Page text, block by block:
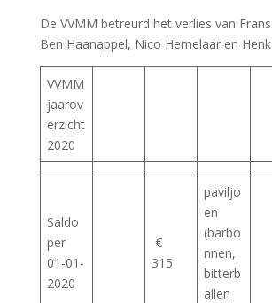
De VVMM betreurd het verlies van
Ben Haanappel, Nico Hemelaar en
VVMM
jaarov
erzicht
2020
Saldo
per
01-01-
2020
€
315
paviljo
en
(barbo
nnen,
bitterb
allen